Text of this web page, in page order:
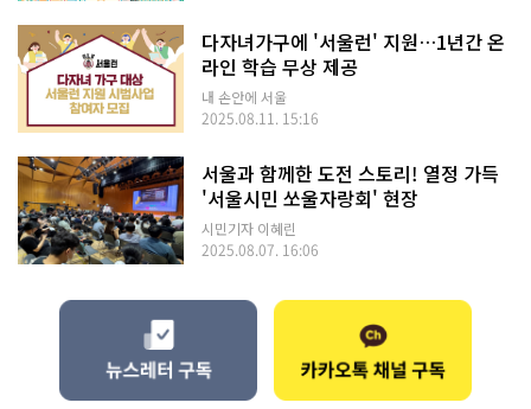
다자녀가구에 '서울런' 지원…1년간 온
라인 학습 무상 제공
내 손안에 서울
2025.08.11. 15:16
서울과 함께한 도전 스토리! 열정 가득
'서울시민 쏘울자랑회' 현장
시민기자 이혜린
2025.08.07. 16:06